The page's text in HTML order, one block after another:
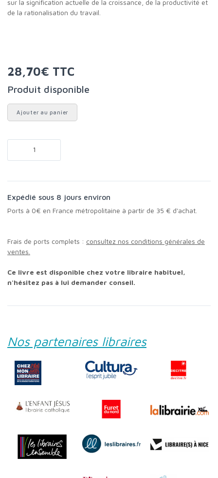
sur la signification actuelle de la croissance, de la productivité et
de la rationalisation du travail.
28,70€ TTC
Produit disponible
Ajouter au panier
Expédié sous 8 jours environ
Ports à 0€ en France métropolitaine à partir de 35 € d'achat.
Frais de ports complets : consultez nos conditions générales de
ventes.
Ce livre est disponible chez votre libraire habituel,
n'hésitez pas à lui demander conseil.
Nos partenaires libraires